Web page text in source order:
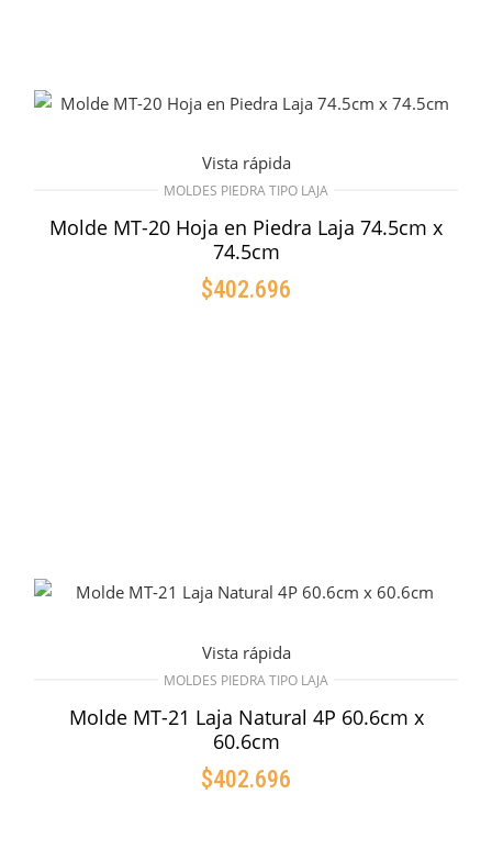
Vista rápida
MOLDES PIEDRA TIPO LAJA
Molde MT-20 Hoja en Piedra Laja 74.5cm x
74.5cm
$402.696
Vista rápida
MOLDES PIEDRA TIPO LAJA
Molde MT-21 Laja Natural 4P 60.6cm x
60.6cm
$402.696